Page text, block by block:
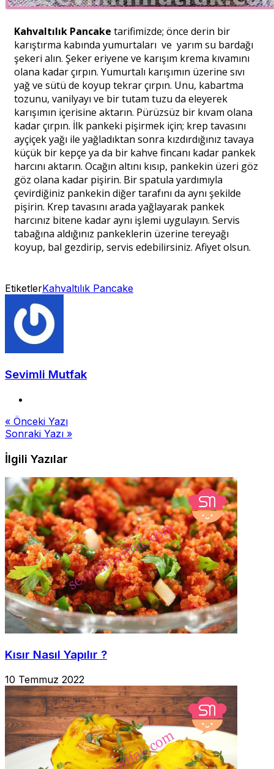
Kahvaltılık Pancake tarifimizde; önce derin bir
karıştırma kabında yumurtaları ve yarım su bardağı
şekeri alın. Şeker eriyene ve karışım krema kıvamını
olana kadar çırpın. Yumurtalı karışımın üzerine sıvı
yağ ve sütü de koyup tekrar çırpın. Unu, kabartma
tozunu, vanilyayı ve bir tutam tuzu da eleyerek
karışımın içerisine aktarın. Pürüzsüz bir kıvam olana
kadar çırpın. İlk pankeki pişirmek için; krep tavasını
ayçiçek yağı ile yağladıktan sonra kızdırdığınız tavaya
küçük bir kepçe ya da bir kahve fincanı kadar pankek
harcını aktarın. Ocağın altını kısıp, pankekin üzeri göz
göz olana kadar pişirin. Bir spatula yardımıyla
çevirdiğiniz pankekin diğer tarafını da aynı şekilde
pişirin. Krep tavasını arada yağlayarak pankek
harcınız bitene kadar aynı işlemi uygulayın. Servis
tabağına aldığınız pankeklerin üzerine tereyağı
koyup, bal gezdirip, servis edebilirsiniz. Afiyet olsun.
EtiketlerKahvaltılık Pancake
Sevimli Mutfak
Yazı
gezinmesi
« Önceki Yazı
Sonraki Yazı »
İlgili Yazılar
Kısır Nasıl Yapılır ?
10 Temmuz 2022